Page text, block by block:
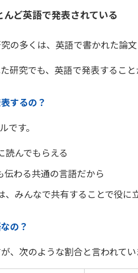
ど英語で発表されている
の多くは、英語で書かれた論文
研究でも、英語で発表すること
するの？
です。
読んでもらえる
伝わる共通の言語だから
、みんなで共有することで役に
の？
、次のような割合と言われてい